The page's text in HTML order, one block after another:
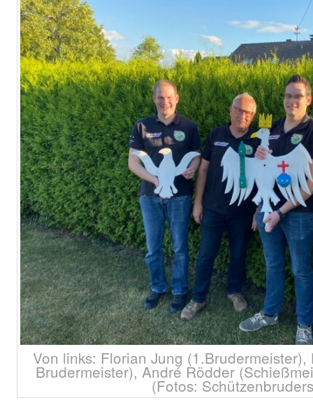
Von links: Florian Jung
Brudermeister), André Rödder
(Fotos: